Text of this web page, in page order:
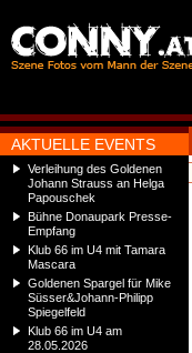
AKTUELLE EVENTS
Verleihung des Goldenen
Johann Strauss an Helga
Papouschek
Bühne Donaupark Presse-
Empfang
Klub 66 im U4 mit Tamara
Mascara
Goldenen Spargel für Mike
Süsser&Johann-Philipp
Spiegelfeld
Klub 66 im U4 am
28.05.2026